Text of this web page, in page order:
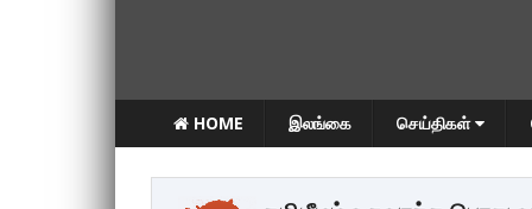
HOME இலங்கை செய்திகள்